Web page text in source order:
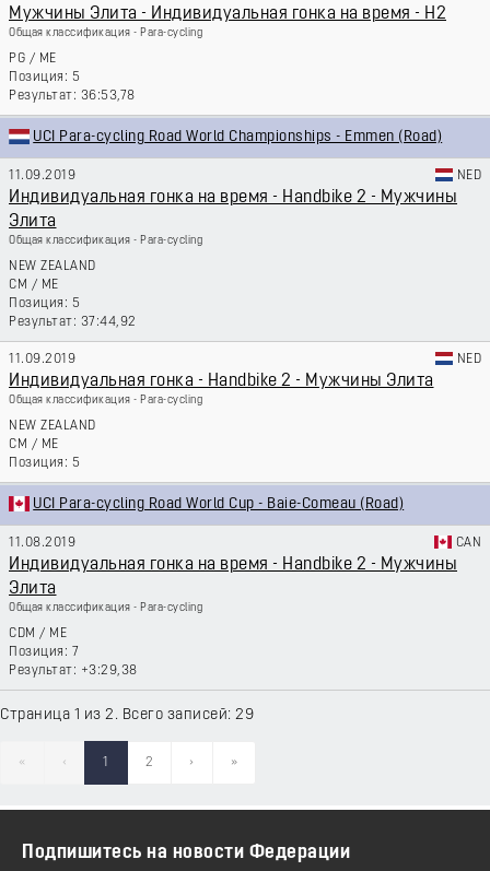
Мужчины Элита - Индивидуальная гонка на время - H2
Общая классификация - Para-cycling
PG / ME
5
36:53,78
UCI Para-cycling Road World Championships - Emmen (Road)
11.09.2019 NED
Индивидуальная гонка на время - Handbike 2 - Мужчины
Элита
Общая классификация - Para-cycling
NEW ZEALAND
CM / ME
5
37:44,92
11.09.2019 NED
Индивидуальная гонка - Handbike 2 - Мужчины Элита
Общая классификация - Para-cycling
NEW ZEALAND
CM / ME
5
UCI Para-cycling Road World Cup - Baie-Comeau (Road)
11.08.2019 CAN
Индивидуальная гонка на время - Handbike 2 - Мужчины
Элита
Общая классификация - Para-cycling
CDM / ME
7
+3:29,38
Страница 1 из 2. Всего записей: 29
« ‹ 1 2 › »
Подпишитесь на новости Федерации